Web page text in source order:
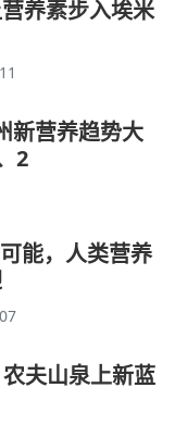
养素步入埃米
新营养趋势大
2
能，人类营养
夫山泉上新蓝